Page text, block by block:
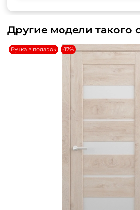
Другие модели такого
Ручка в подарок -17%